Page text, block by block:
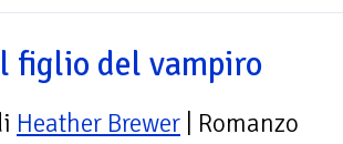
figlio del vampiro
Heather Brewer | Romanzo